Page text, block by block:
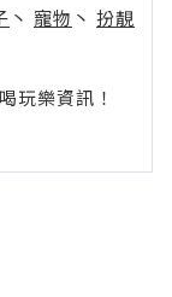
丶 寵物 丶 扮靚
玩樂資訊！